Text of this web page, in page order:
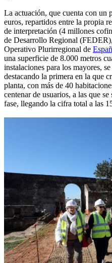
La actuación, que cuenta con un
euros, repartidos entre la propia
de interpretación (4 millones
de Desarrollo Regional
Operativo Plurirregional de
una superficie de 8.000 metros
instalaciones para los mayores,
destacando la primera en la que
planta, con más de 40
centenar de usuarios, a las que
fase, llegando la cifra total a las